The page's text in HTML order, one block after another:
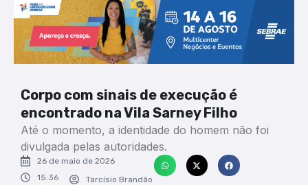
Corpo com sinais de execução é
encontrado na Vila Sarney Filho
Até o momento, a identidade do homem não foi
divulgada pelas autoridades.
26 de maio de 2026
15:36
Tarcísio Brandão